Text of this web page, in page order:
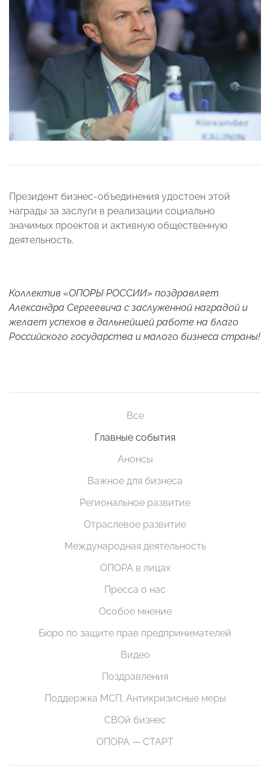
Президент бизнес-объединения удостоен этой
награды за заслуги в реализации социально
значимых проектов и активную общественную
деятельность.
Коллектив «ОПОРЫ РОССИИ» поздравляет
Александра Сергеевича с заслуженной наградой и
желает успехов в дальнейшей работе на благо
Российского государства и малого бизнеса страны!
Все
Главные события
Анонсы
Важное для бизнеса
Региональное развитие
Отраслевое развитие
Международная деятельность
ОПОРА в лицах
Пресса о нас
Особое мнение
Бюро по защите прав предпринимателей
Видео
Поздравления
Поддержка МСП. Антикризисные меры
СВОй бизнес
ОПОРА — СТАРТ